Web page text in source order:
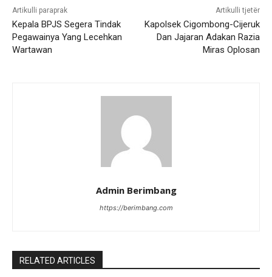
Artikulli paraprak
Kepala BPJS Segera Tindak
Pegawainya Yang Lecehkan
Wartawan
Artikulli tjetër
Kapolsek Cigombong-Cijeruk
Dan Jajaran Adakan Razia
Miras Oplosan
Admin Berimbang
https://berimbang.com
RELATED ARTICLES